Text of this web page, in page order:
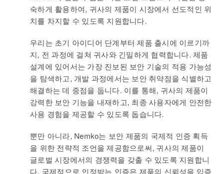
숙하게 활용하여, 귀사의 제품이 시장에서 선도적인 위
치를 차지할 수 있도록 지원합니다.
우리는 초기 아이디어 단계부터 제품 출시에 이르기까
지, 전 과정에 걸쳐 귀사와 긴밀하게 협력합니다. 제품
설계에 있어서는 가장 진보된 보안 기술의 적용 가능성
을 탐색하고, 개발 과정에서는 보안 취약점을 식별하고
해결하는 데 중점을 둡니다. 이를 통해, 귀사의 제품이
강력한 보안 기능을 내재하고, 최종 사용자에게 안전한
사용 경험을 제공할 수 있도록 돕습니다.
뿐만 아니라, Nemko는 보안 제품의 국제적 인증 획득
을 위한 전략적 조언을 제공함으로써, 귀사의 제품이
글로벌 시장에서의 경쟁력을 갖출 수 있도록 지원합니
다. 국제적으로 인정받는 인증은 제품의 신뢰성을 입증